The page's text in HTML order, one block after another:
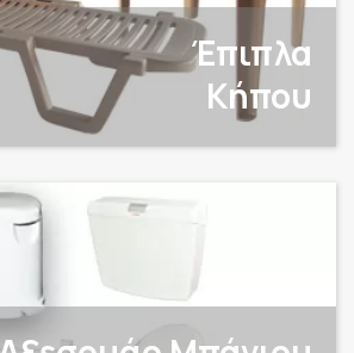
Έπιπλα
Κήπου